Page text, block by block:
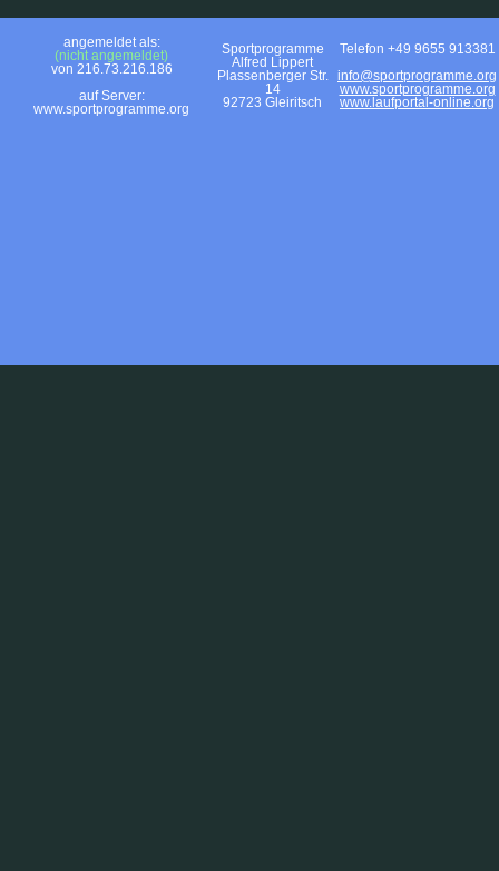
angemeldet als:
(nicht angemeldet)
von 216.73.216.186
auf Server:
www.sportprogramme.org
Sportprogramme
Alfred Lippert
Plassenberger Str.
14
92723 Gleiritsch
Telefon +49 9655 913381
info@sportprogramme.org
www.sportprogramme.org
www.laufportal-online.org